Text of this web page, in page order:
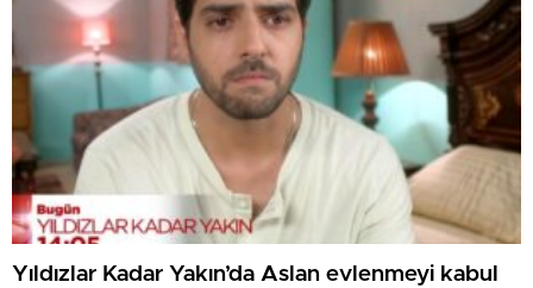
Yıldızlar Kadar Yakın’da Aslan evlenmeyi kabul